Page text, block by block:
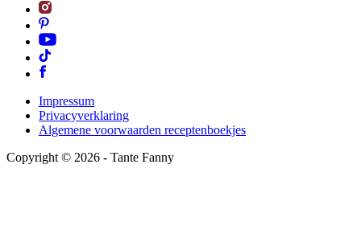
Impressum
Privacyverklaring
Algemene voorwaarden receptenboekjes
Copyright © 2026 - Tante Fanny